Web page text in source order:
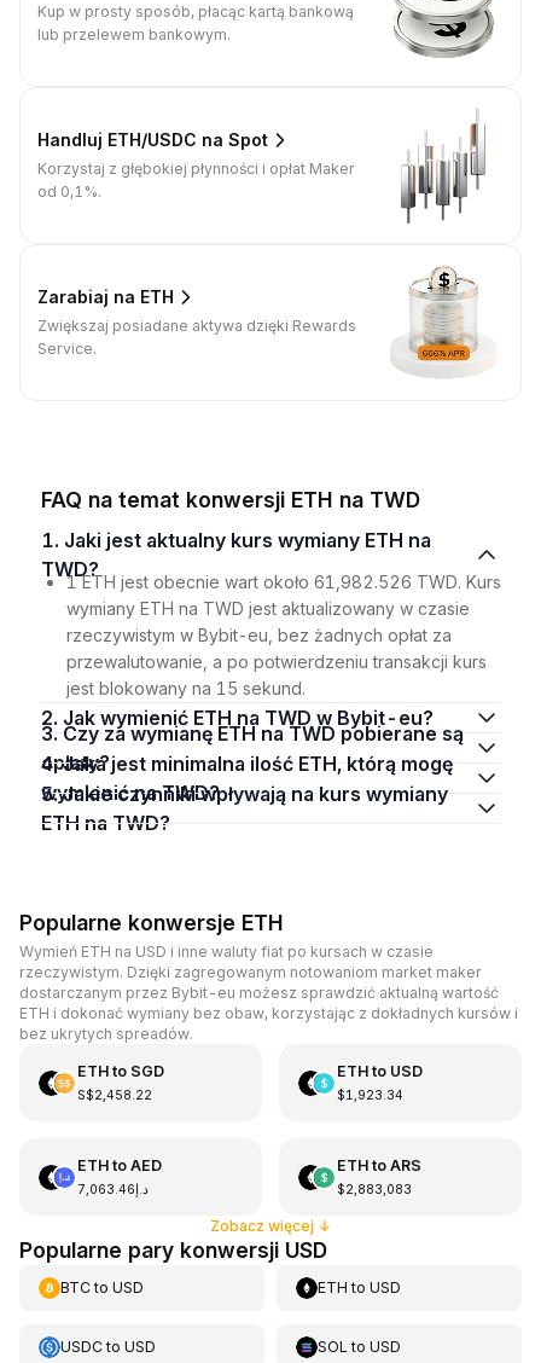
Kup w prosty sposób, płacąc kartą bankową
lub przelewem bankowym.
Handluj ETH/USDC na Spot
Korzystaj z głębokiej płynności i opłat Maker
od 0,1%.
Zarabiaj na ETH
Zwiększaj posiadane aktywa dzięki Rewards
Service.
FAQ na temat konwersji ETH na TWD
1. Jaki jest aktualny kurs wymiany ETH na
TWD?
1 ETH jest obecnie wart około 61,982.526 TWD. Kurs
wymiany ETH na TWD jest aktualizowany w czasie
rzeczywistym w Bybit-eu, bez żadnych opłat za
przewalutowanie, a po potwierdzeniu transakcji kurs
jest blokowany na 15 sekund.
2. Jak wymienić ETH na TWD w Bybit-eu?
3. Czy za wymianę ETH na TWD pobierane są
opłaty?
4. Jaka jest minimalna ilość ETH, którą mogę
wymienić na TWD?
5. Jakie czynniki wpływają na kurs wymiany
ETH na TWD?
Popularne konwersje ETH
Wymień ETH na USD i inne waluty fiat po kursach w czasie
rzeczywistym. Dzięki zagregowanym notowaniom market maker
dostarczanym przez Bybit-eu możesz sprawdzić aktualną wartość
ETH i dokonać wymiany bez obaw, korzystając z dokładnych kursów i
bez ukrytych spreadów.
ETHto SGD
S$2,458.22
ETHto USD
$1,923.34
ETHto AED
د.إ7,063.46
ETHto ARS
$2,883,083
Zobacz więcej ↓
Popularne pary konwersji USD
BTCto USD ETH toUSD
USDCto USD SOL toUSD